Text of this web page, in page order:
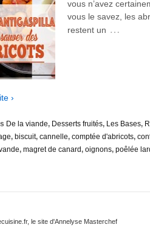
vous n’avez
vous le savez, les
restent un …
›
De la viande, Desserts fruités, Les Bases,
, biscuit, cannelle, comptée d'abricots,
, magret de canard, oignons, poêlée
le site d'Annelyse Masterchef